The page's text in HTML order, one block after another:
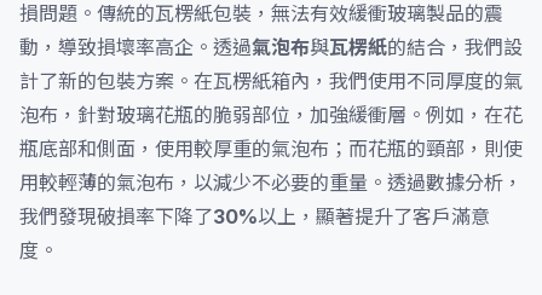
損問題。傳統的瓦楞紙包裝，無法有效緩衝玻璃製品的震
動，導致損壞率高企。透過氣泡布與瓦楞紙的結合，我們設
計了新的包裝方案。在瓦楞紙箱內，我們使用不同厚度的氣
泡布，針對玻璃花瓶的脆弱部位，加強緩衝層。例如，在花
瓶底部和側面，使用較厚重的氣泡布；而花瓶的頸部，則使
用較輕薄的氣泡布，以減少不必要的重量。透過數據分析，
我們發現破損率下降了30%以上，顯著提升了客戶滿意
度。